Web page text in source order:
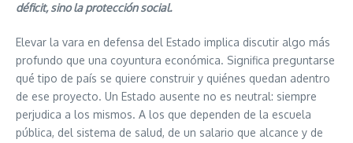
déficit, sino la protección social.
Elevar la vara en defensa del Estado implica discutir algo más
profundo que una coyuntura económica. Significa preguntarse
qué tipo de país se quiere construir y quiénes quedan adentro
de ese proyecto. Un Estado ausente no es neutral: siempre
perjudica a los mismos. A los que dependen de la escuela
pública, del sistema de salud, de un salario que alcance y de